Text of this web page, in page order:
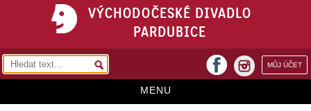
VÝCHODOČESKÉ DIVADLO
PARDUBICE
MŮJ ÚČET
facebook
MENU